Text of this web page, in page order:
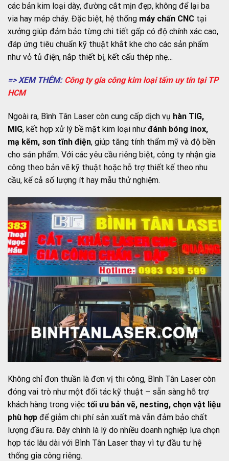
các bản kim loại dày, đường cắt mịn đẹp, không để lại ba
via hay mép cháy. Đặc biệt, hệ thống máy chấn CNC tại
xưởng giúp đảm bảo từng chi tiết gấp có độ chính xác cao,
đáp ứng tiêu chuẩn kỹ thuật khắt khe cho các sản phẩm
như vỏ tủ điện, nắp thiết bị, kết cấu thép nhẹ…
=> XEM THÊM: Công ty gia công kim loại tấm uy tín tại TP
HCM
Ngoài ra, Bình Tân Laser còn cung cấp dịch vụ hàn TIG,
MIG, kết hợp xử lý bề mặt kim loại như đánh bóng inox,
mạ kẽm, sơn tĩnh điện, giúp tăng tính thẩm mỹ và độ bền
cho sản phẩm. Với các yêu cầu riêng biệt, công ty nhận gia
công theo bản vẽ kỹ thuật hoặc hỗ trợ thiết kế theo nhu
cầu, kể cả số lượng ít hay mẫu thử nghiệm.
Không chỉ đơn thuần là đơn vị thi công, Bình Tân Laser còn
đóng vai trò như một đối tác kỹ thuật – sẵn sàng hỗ trợ
khách hàng trong việc tối ưu bản vẽ, nesting, chọn vật liệu
phù hợp để giảm chi phí sản xuất mà vẫn đảm bảo chất
lượng đầu ra. Đây chính là lý do nhiều doanh nghiệp lựa chọn
hợp tác lâu dài với Bình Tân Laser thay vì tự đầu tư hệ
thống gia công riêng.